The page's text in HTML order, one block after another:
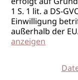
1 S. 1 lit. a DS-
Einwilligung
außerhalb der
anzeigen